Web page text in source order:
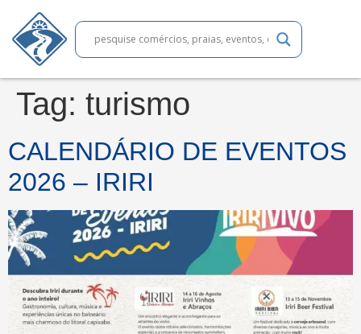
Tag: turismo
CALENDÁRIO DE EVENTOS
2026 – IRIRI